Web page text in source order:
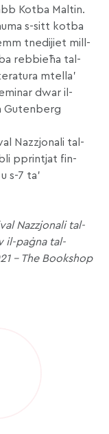
Kotba Maltin.
s-sitt kotba
tnedijiet mill-
rebbieħa tal-
mtella’
dwar il-
Gutenberg
Nazzjonali tal-
pprintjat fin-
s-7 ta’
Nazzjonali tal-
il-paġna tal-
– The Bookshop